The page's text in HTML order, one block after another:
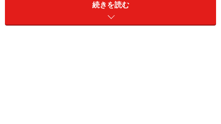
続きを読む